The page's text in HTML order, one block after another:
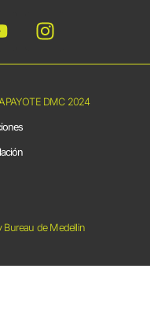
DMC 2024
Bureau de Medellin